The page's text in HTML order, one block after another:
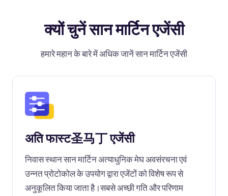
क्यों चुनें सान मार्टिन एजेंसी
हमारे महान के बारे में अधिक जानें सान मार्टिन एजेंसी
अति फास्ट圣马丁 एजेंसी
निवास स्थान सान मार्टिन अत्याधुनिक मेघ अवसंरचना एवं
उन्नत प्रोटोकोल के उपयोग द्वारा एजेंटों को विशेष रूप से
अनुकूलित किया जाता है।सबसे अच्छी गति और परिणाम